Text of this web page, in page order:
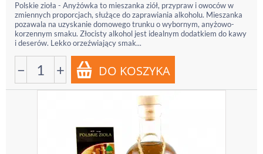
Polskie zioła - Anyżówka to mieszanka ziół, przypraw i owoców w
zmiennych proporcjach, służące do zaprawiania alkoholu. Mieszanka
pozawala na uzyskanie domowego trunku o wybornym, anyżowo-
korzennym smaku. Złocisty alkohol jest idealnym dodatkiem do kawy
i deserów. Lekko orzeźwiający smak...
− +